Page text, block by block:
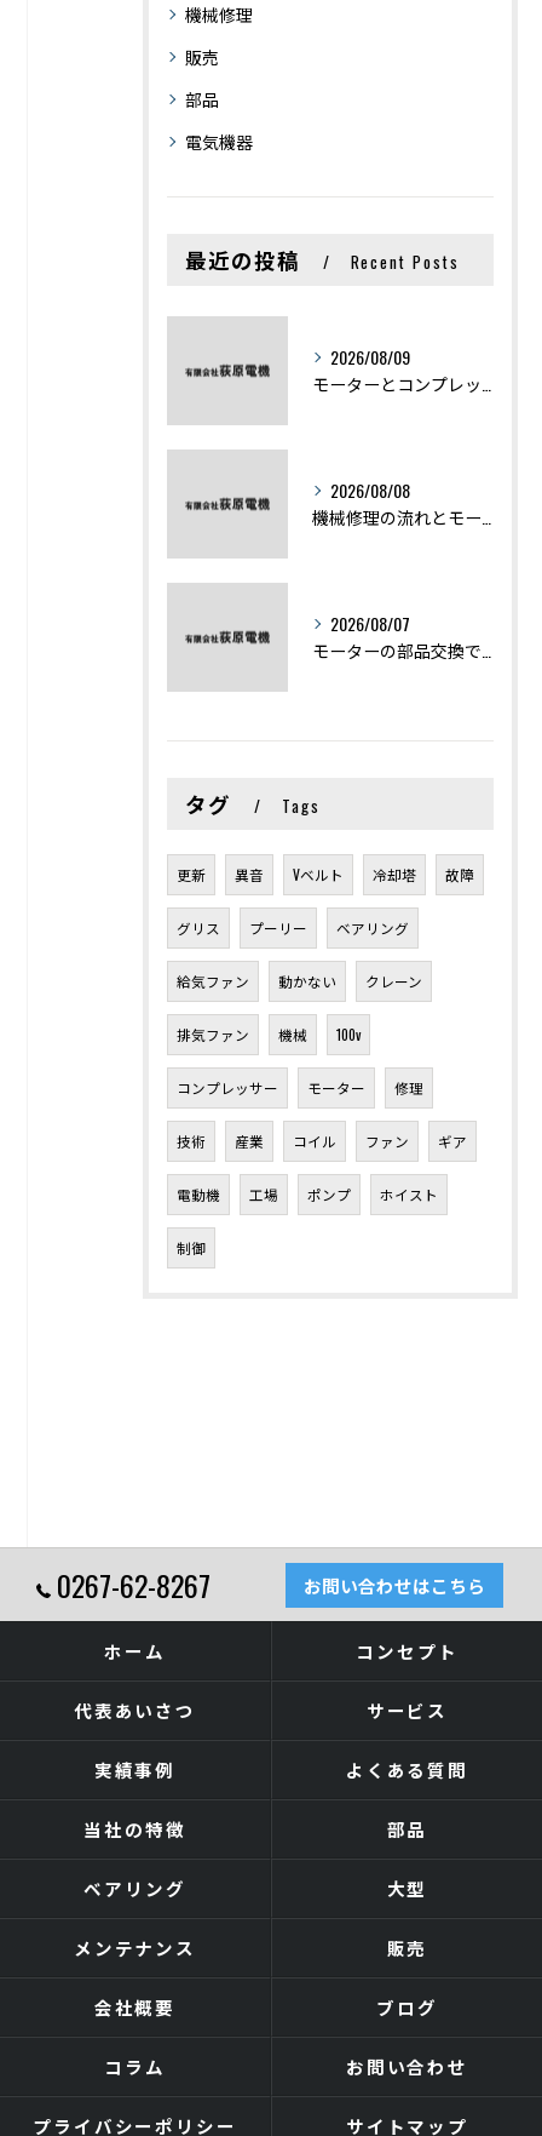
機械修理
販売
部品
電気機器
最近の投稿 Recent Posts
2026/08/09
2026/08/08
2026/08/07
タグ Tags
更新 異音 Vベルト 冷却塔 故障
グリス プーリー ベアリング
給気ファン 動かない クレーン
排気ファン 機械 100v
コンプレッサー モーター 修理
技術 産業 コイル ファン ギア
電動機 工場 ポンプ ホイスト
制御
0267-62-8267 お問い合わせはこちら
ホーム コンセプト
代表あいさつ サービス
実績事例 よくある質問
当社の特徴 部品
ベアリング 大型
メンテナンス 販売
会社概要 ブログ
コラム お問い合わせ
プライバシーポリシー サイトマップ